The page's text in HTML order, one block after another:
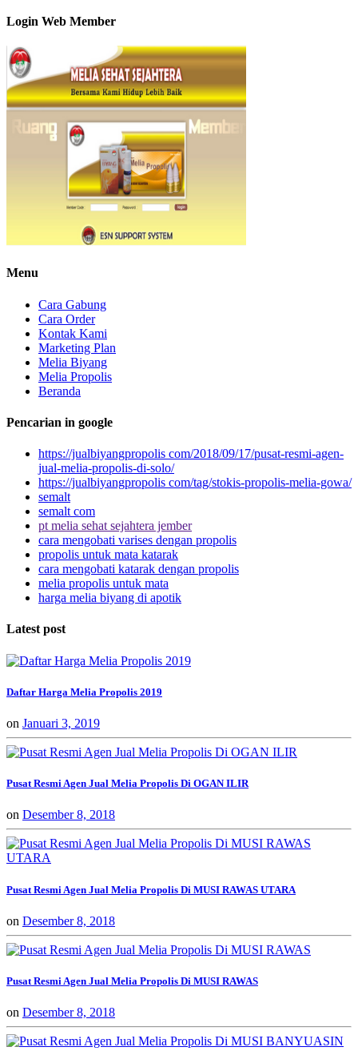
Login Web Member
Menu
Cara Gabung
Cara Order
Kontak Kami
Marketing Plan
Melia Biyang
Melia Propolis
Beranda
Pencarian in google
https://jualbiyangpropolis com/2018/09/17/pusat-resmi-agen-
jual-melia-propolis-di-solo/
https://jualbiyangpropolis com/tag/stokis-propolis-melia-gowa/
semalt
semalt com
pt melia sehat sejahtera jember
cara mengobati varises dengan propolis
propolis untuk mata katarak
cara mengobati katarak dengan propolis
melia propolis untuk mata
harga melia biyang di apotik
Latest post
Daftar Harga Melia Propolis 2019
on Januari 3, 2019
Pusat Resmi Agen Jual Melia Propolis Di OGAN ILIR
on Desember 8, 2018
Pusat Resmi Agen Jual Melia Propolis Di MUSI RAWAS UTARA
on Desember 8, 2018
Pusat Resmi Agen Jual Melia Propolis Di MUSI RAWAS
on Desember 8, 2018